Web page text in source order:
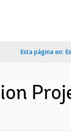
Esta página en: